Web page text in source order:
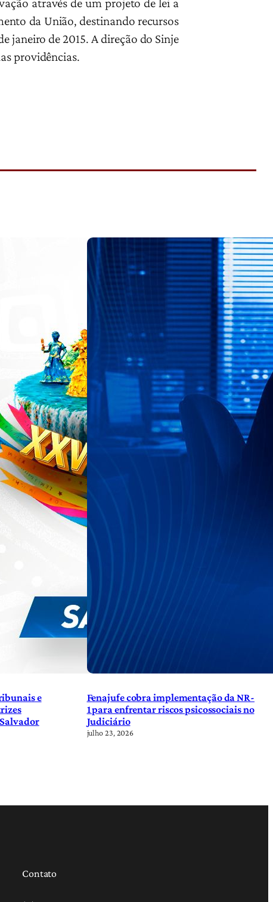
através de um projeto de lei a
da União, destinando recursos
janeiro de 2015. A direção do Sinje
providências.
e
Fenajufe cobra implementação da NR-
1 para enfrentar riscos psicossociais no
Judiciário
julho 23, 2026
Contato